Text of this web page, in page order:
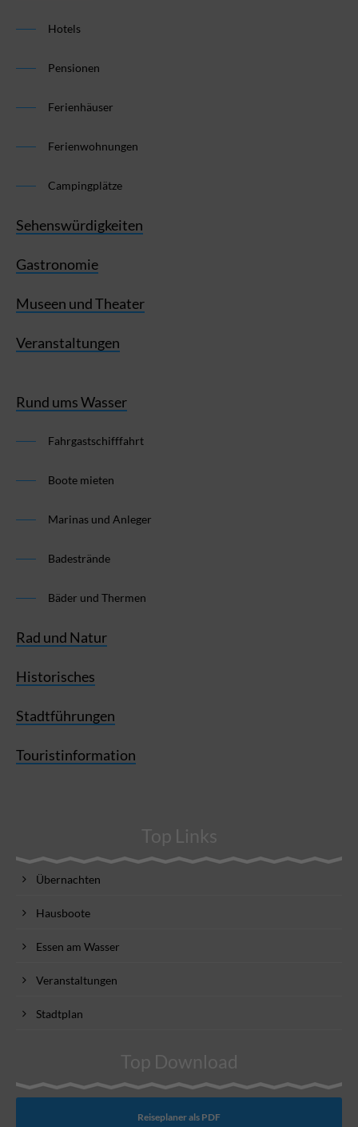
Hotels
Pensionen
Ferienhäuser
Ferienwohnungen
Campingplätze
Sehenswürdigkeiten
Gastronomie
Museen und Theater
Veranstaltungen
Rund ums Wasser
Fahrgastschifffahrt
Boote mieten
Marinas und Anleger
Badestrände
Bäder und Thermen
Rad und Natur
Historisches
Stadtführungen
Touristinformation
Top Links
Übernachten
Hausboote
Essen am Wasser
Veranstaltungen
Stadtplan
Top Download
Reiseplaner als PDF